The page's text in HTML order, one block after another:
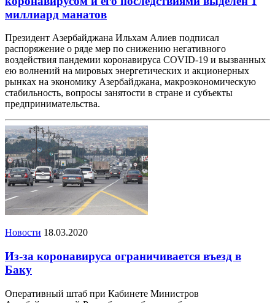
миллиард манатов
Президент Азербайджана Ильхам Алиев подписал
распоряжение о ряде мер по снижению негативного
воздействия пандемии коронавируса COVID-19 и вызванных
ею волнений на мировых энергетических и акционерных
рынках на экономику Азербайджана, макроэкономическую
стабильность, вопросы занятости в стране и субъекты
предпринимательства.
Новости 18.03.2020
Из-за коронавируса ограничивается въезд в
Баку
Оперативный штаб при Кабинете Министров